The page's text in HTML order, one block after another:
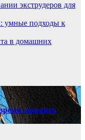
экструдеров для
умные подходы к
в домашних
заметить